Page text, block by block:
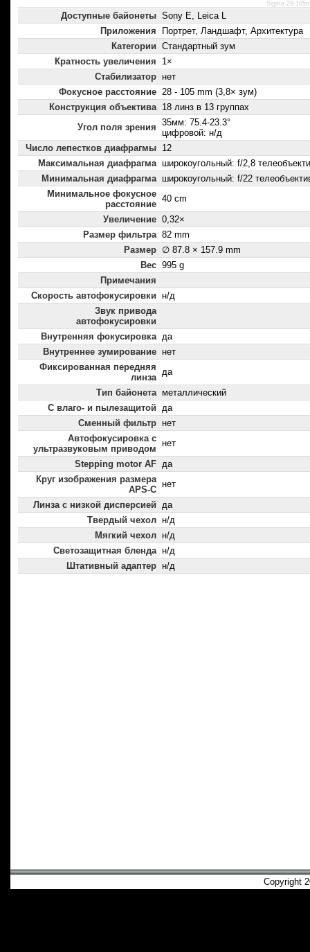
Доступные байонеты Sony E, Leica L
Приложения
Портрет, Ландшафт, Архитектура
Категории Стандартный зум
Кратность увеличения
1×
Стабилизатор нет
Фокусное расстояние 28 - 105 mm (3,8× зум)
Конструкция объектива 18 линз в 13 группах
Угол поля зрения 35мм: 75.4-23.3°
цифровой: н/д
Число лепестков диафрагмы 12
Максимальная диафрагма широкоугольный: f/2,8
Минимальная диафрагма широкоугольный: f/22
Минимальное фокусное
расстояние
40 cm
Увеличение 0,32×
Размер фильтра 82 mm
Размер ∅ 87.8 × 157.9 mm
Вес 995 g
Примечания
Скорость автофокусировки н/д
Звук привода
автофокусировки
Внутренняя фокусировка да
Внутреннее зумирование нет
Фиксированная передняя
линза
да
Тип байонета металлический
С влаго- и пылезащитой да
Сменный фильтр нет
Автофокусировка с
ультразвуковым приводом
нет
Stepping motor AF да
Круг изображения размера
APS-C
нет
Линза с низкой дисперсией да
Твердый чехол н/д
Мягкий чехол н/д
Светозащитная бленда н/д
Штативный адаптер н/д
Sigma 28-
Copyright